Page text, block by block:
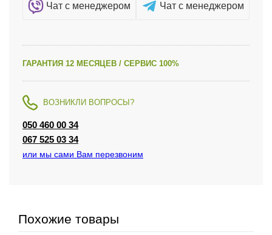
Чат c менеджером Чат c менеджером
ГАРАНТИЯ 12 МЕСЯЦЕВ / СЕРВИС 100%
ВОЗНИКЛИ ВОПРОСЫ?
050 460 00 34
067 525 03 34
или мы сами Вам перезвоним
Похожие товары